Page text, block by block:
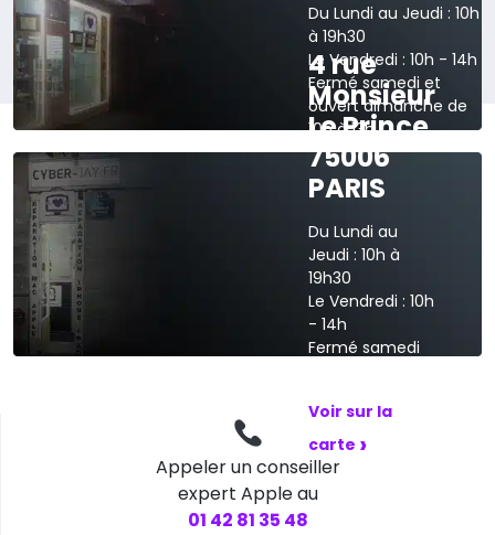
Du Lundi au Jeudi : 10h
à 19h30
Le Vendredi : 10h - 14h
Fermé samedi et
ouvert dimanche de
10h à 13h
Voir sur la carte
4 rue
Monsieur
Le Prince
75006
PARIS
Du Lundi au
Jeudi : 10h à
19h30
Le Vendredi : 10h
- 14h
Fermé samedi
Voir sur la
carte ›
Appeler un conseiller
expert Apple au
01 42 81 35 48